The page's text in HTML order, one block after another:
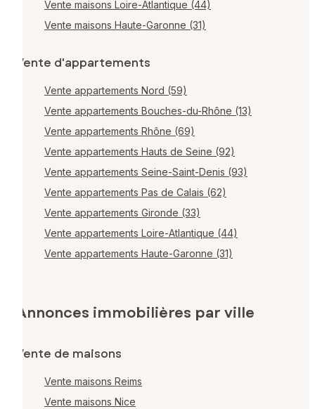
Vente maisons Loire-Atlantique (44)
Vente maisons Haute-Garonne (31)
Vente d'appartements
Vente appartements Nord (59)
Vente appartements Bouches-du-Rhône (13)
Vente appartements Rhône (69)
Vente appartements Hauts de Seine (92)
Vente appartements Seine-Saint-Denis (93)
Vente appartements Pas de Calais (62)
Vente appartements Gironde (33)
Vente appartements Loire-Atlantique (44)
Vente appartements Haute-Garonne (31)
Annonces immobilières par ville
Vente de maisons
Vente maisons Reims
Vente maisons Nice